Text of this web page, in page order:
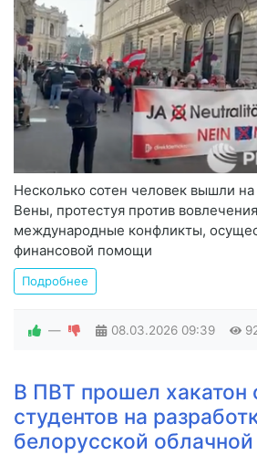
Несколько сотен человек вышли
Вены, протестуя против
международные конфликты,
финансовой помощи
Подробнее
— 08.03.2026 09:39
В ПВТ прошел хакатон
студентов на
белорусской